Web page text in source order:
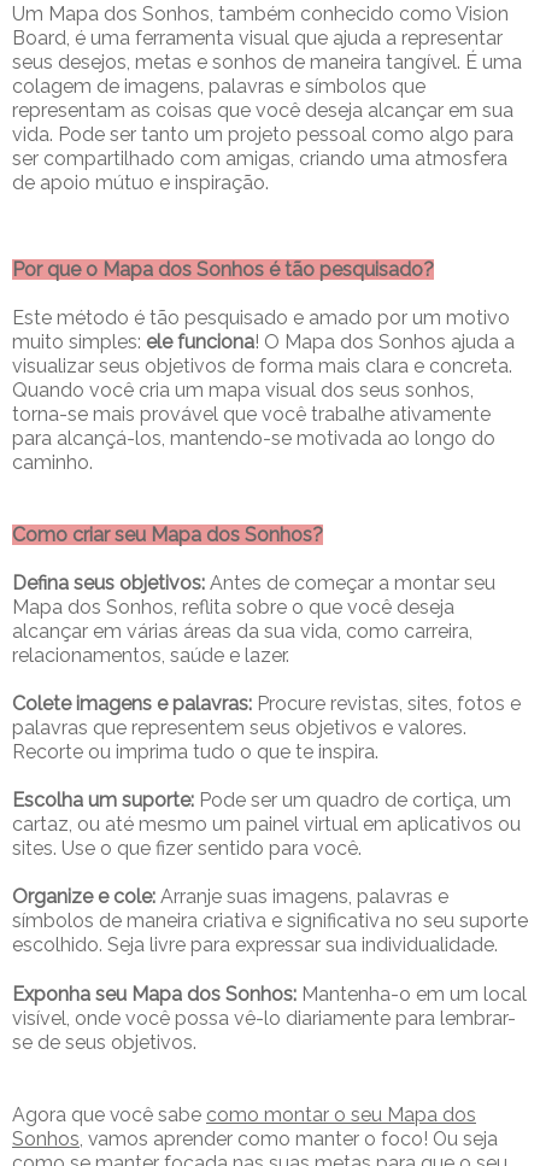
Um Mapa dos Sonhos, também conhecido como Vision
Board, é uma ferramenta visual que ajuda a representar
seus desejos, metas e sonhos de maneira tangível. É uma
colagem de imagens, palavras e símbolos que
representam as coisas que você deseja alcançar em sua
vida. Pode ser tanto um projeto pessoal como algo para
ser compartilhado com amigas, criando uma atmosfera
de apoio mútuo e inspiração.
Por que o Mapa dos Sonhos é tão pesquisado?
Este método é tão pesquisado e amado por um motivo
muito simples: ele funciona! O Mapa dos Sonhos ajuda a
visualizar seus objetivos de forma mais clara e concreta.
Quando você cria um mapa visual dos seus sonhos,
torna-se mais provável que você trabalhe ativamente
para alcançá-los, mantendo-se motivada ao longo do
caminho.
Como criar seu Mapa dos Sonhos?
Defina seus objetivos: Antes de começar a montar seu
Mapa dos Sonhos, reflita sobre o que você deseja
alcançar em várias áreas da sua vida, como carreira,
relacionamentos, saúde e lazer.
Colete imagens e palavras: Procure revistas, sites, fotos e
palavras que representem seus objetivos e valores.
Recorte ou imprima tudo o que te inspira.
Escolha um suporte: Pode ser um quadro de cortiça, um
cartaz, ou até mesmo um painel virtual em aplicativos ou
sites. Use o que fizer sentido para você.
Organize e cole: Arranje suas imagens, palavras e
símbolos de maneira criativa e significativa no seu suporte
escolhido. Seja livre para expressar sua individualidade.
Exponha seu Mapa dos Sonhos: Mantenha-o em um local
visível, onde você possa vê-lo diariamente para lembrar-
se de seus objetivos.
Agora que você sabe como montar o seu Mapa dos
Sonhos , vamos aprender como manter o foco! Ou seja